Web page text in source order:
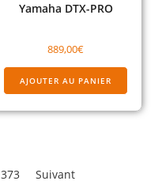
Yamaha DTX-PRO
889,00€
AJOUTER AU PANIER
373 Suivant